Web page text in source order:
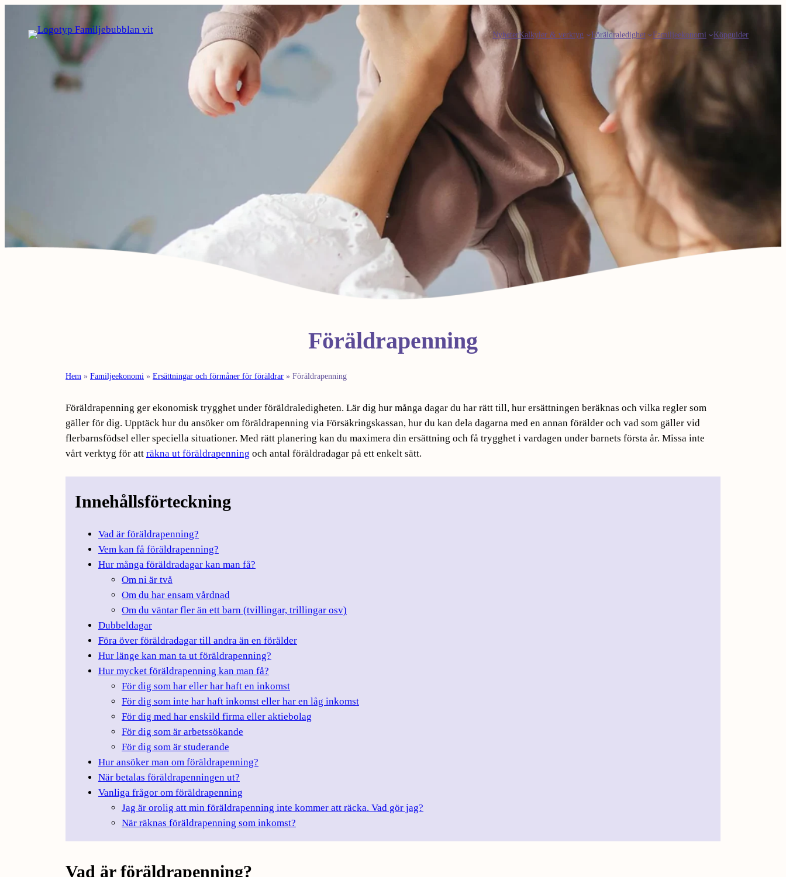
innehåll
NyheterKalkyler & verktyg Föräldraledighet Familjeekonomi Köpguider
Föräldra­penning
Hem » Familjeekonomi » Ersättningar och förmåner för föräldrar » Föräldra­penning
Föräldrapenning ger ekonomisk trygghet under föräldraledigheten. Lär dig hur många dagar du har rätt till, hur ersättningen beräknas och vilka regler som
gäller för dig. Upptäck hur du ansöker om föräldrapenning via Försäkringskassan, hur du kan dela dagarna med en annan förälder och vad som gäller vid
flerbarnsfödsel eller speciella situationer. Med rätt planering kan du maximera din ersättning och få trygghet i vardagen under barnets första år. Missa inte
vårt verktyg för att räkna ut föräldrapenning och antal föräldradagar på ett enkelt sätt.
Innehållsförteckning
Vad är föräldra­penning?
Vem kan få föräldra­penning?
Hur många föräldra­dagar kan man få?
Om ni är två
Om du har ensam vårdnad
Om du väntar fler än ett barn (tvillingar, trillingar osv)
Dubbeldagar
Föra över föräldradagar till andra än en förälder
Hur länge kan man ta ut föräldra­penning?
Hur mycket föräldrapenning kan man få?
För dig som har eller har haft en inkomst
För dig som inte har haft inkomst eller har en låg inkomst
För dig med har enskild firma eller aktiebolag
För dig som är arbetssökande
För dig som är studerande
Hur ansöker man om föräldrapenning?
När betalas föräldrapenningen ut?
Vanliga frågor om föräldrapenning
Jag är orolig att min föräldrapenning inte kommer att räcka. Vad gör jag?
När räknas föräldrapenning som inkomst?
Vad är föräldra­penning?